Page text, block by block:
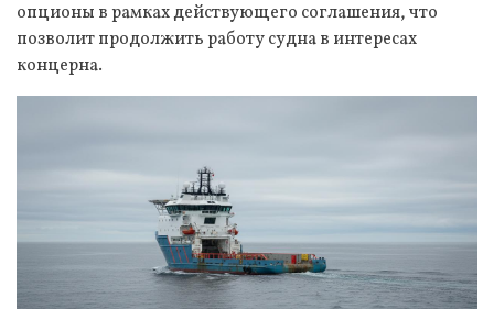
опционы в рамках действующего соглашения, что
позволит продолжить работу судна в интересах
концерна.